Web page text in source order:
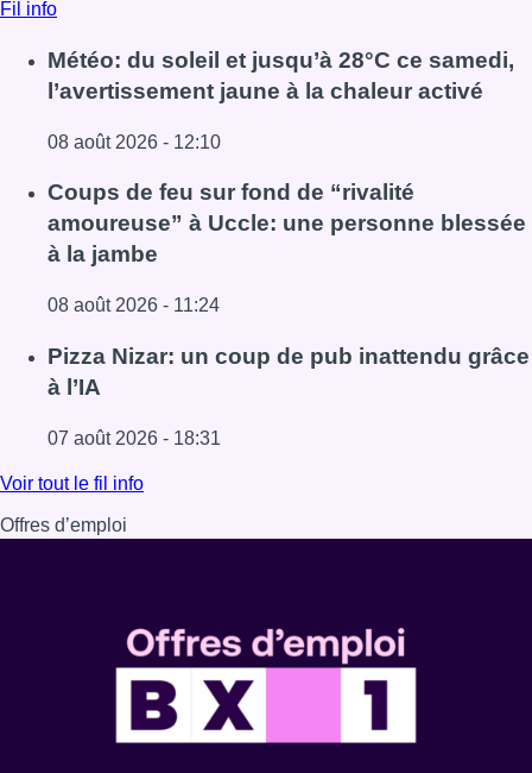
Fil info
Météo: du soleil et jusqu’à 28°C ce samedi,
l’avertissement jaune à la chaleur activé
08 août 2026 - 12:10
Lire l'article Météo: du soleil et jusqu’à 28°C ce samedi,
Coups de feu sur fond de “rivalité
amoureuse” à Uccle: une personne blessée
à la jambe
08 août 2026 - 11:24
Lire l'article Coups de feu sur fond de “rivalité
Pizza Nizar: un coup de pub inattendu grâce
à l’IA
07 août 2026 - 18:31
Lire l'article Pizza Nizar: un coup de pub inattendu grâce
Voir tout le fil info
Offres d’emploi